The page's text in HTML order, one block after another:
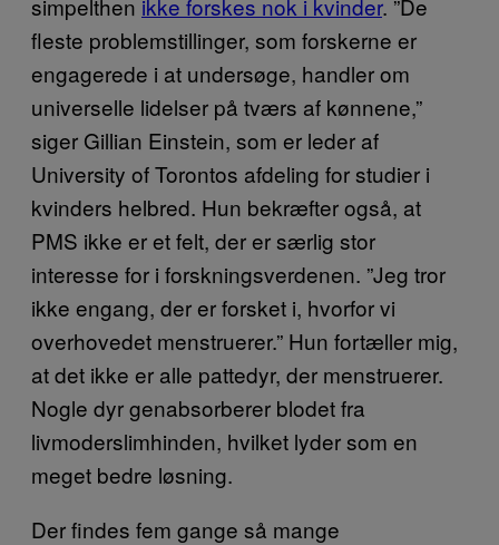
simpelthen ikke forskes nok i kvinder. ”De
fleste problemstillinger, som forskerne er
engagerede i at undersøge, handler om
universelle lidelser på tværs af kønnene,”
siger Gillian Einstein, som er leder af
University of Torontos afdeling for studier i
kvinders helbred. Hun bekræfter også, at
PMS ikke er et felt, der er særlig stor
interesse for i forskningsverdenen. ”Jeg tror
ikke engang, der er forsket i, hvorfor vi
overhovedet menstruerer.” Hun fortæller mig,
at det ikke er alle pattedyr, der menstruerer.
Nogle dyr genabsorberer blodet fra
livmoderslimhinden, hvilket lyder som en
meget bedre løsning.
Der findes fem gange så mange